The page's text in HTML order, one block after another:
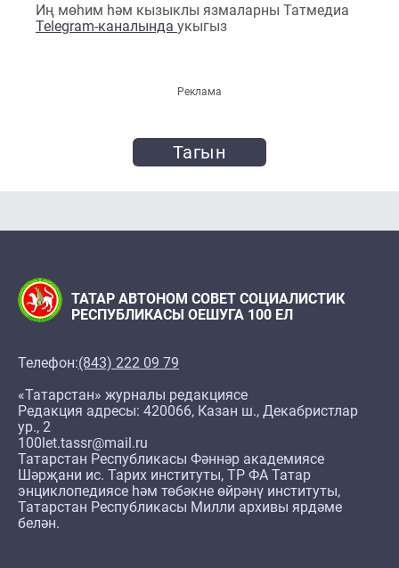
Иң мөһим һәм кызыклы язмаларны Татмедиа
Telegram-каналында укыгыз
Реклама
Тагын
ТАТАР АВТОНОМ СОВЕТ СОЦИАЛИСТИК
РЕСПУБЛИКАСЫ ОЕШУГА 100 ЕЛ
Телефон:(843) 222 09 79
«Татарстан» журналы редакциясе
Редакция адресы: 420066, Казан ш., Декабристлар
ур., 2
100let.tassr@mail.ru
Татарстан Республикасы Фәннәр академиясе
Шәрҗани ис. Тарих институты, ТР ФА Татар
энциклопедиясе һәм төбәкне өйрәнү институты,
Татарстан Республикасы Милли архивы ярдәме
белән.